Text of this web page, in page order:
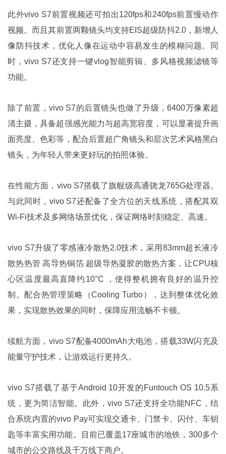
此外vivo S7前置视频还可拍出120fps和240fps前置慢动作
视频。而且其前置两颗镜头均支持EIS超级防抖2.0，新增人
像防抖技术，优化人像在运动中容易发生的模糊问题。同
时，vivo S7还支持一键vlog智能剪辑、多风格视频滤镜等
功能。
除了前置，vivo S7的后置镜头也做了升级，6400万像素超
清主摄，具备超强感光能力与超高宽容度，可以显著提升画
面亮度、色彩等，配合后置超广角镜头和层次艺术风格黑白
镜头，为年轻人带来更好玩的拍照体验。
在性能方面，vivo S7搭载了旗舰级高通骁龙765G处理器。
与此同时，vivo S7还配备了全方位的天线系统，搭配其双
Wi-Fi技术及多网络场景优化，保证网络时刻稳定、高速。
vivo S7升级了零感液冷散热2.0技术，采用83mm超长液冷
散热热管 高导热铜箔 超级导热凝胶的散热方案，让CPU核
心区温度最高直降约10°C ，使得整机拥有良好的温升控
制。配合热管理策略（Cooling Turbo），达到整体优化效
果，实现散热效果的同时，保障应用流畅不卡顿。
续航方面，vivo S7配备4000mAh大电池，搭载33W闪充及
能量守护技术，让游戏运行更持久。
vivo S7搭载了基于Android 10开发的Funtouch OS 10.5系
统，更为简洁智能。此外，vivo S7还支持全功能NFC，结
合系统内置的vivo Pay可实现交通卡、门禁卡、闪付、车钥
匙等丰富实用功能。目前已覆盖17座城市的地铁，300多个
城市的公交路线及千万线下商户。